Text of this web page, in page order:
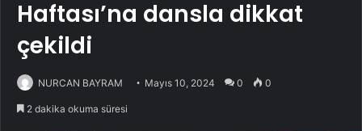
Haftası’na dansla dikkat
çekildi
NURCAN BAYRAM Mayıs 10, 2024 0 0
2 dakika okuma süresi